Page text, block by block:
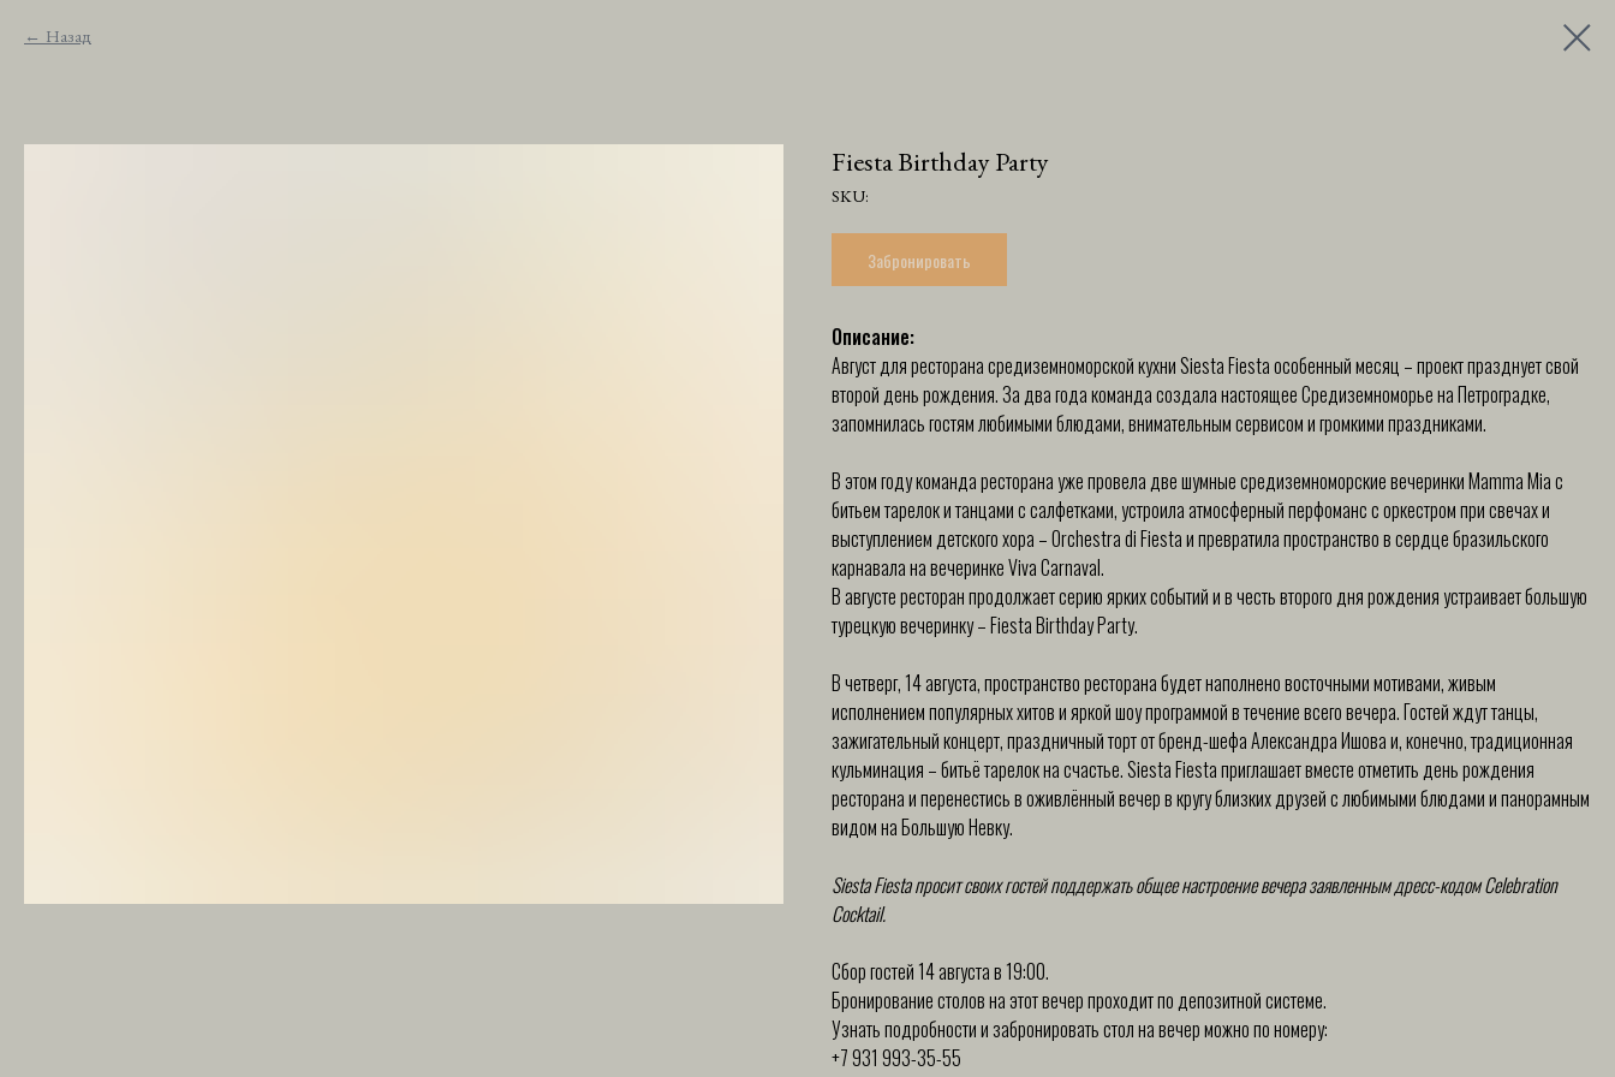
Назад
Fiesta Birthday Party
SKU:
Забронировать
Описание:
Август для ресторана средиземноморской кухни Siesta Fiesta особенный месяц – проект празднует свой
второй день рождения. За два года команда создала настоящее Средиземноморье на Петроградке,
запомнилась гостям любимыми блюдами, внимательным сервисом и громкими праздниками.
В этом году команда ресторана уже провела две шумные средиземноморские вечеринки Mamma Mia с
битьем тарелок и танцами с салфетками, устроила атмосферный перфоманс с оркестром при свечах и
выступлением детского хора – Orchestra di Fiesta и превратила пространство в сердце бразильского
карнавала на вечеринке Viva Carnaval.
В августе ресторан продолжает серию ярких событий и в честь второго дня рождения устраивает большую
турецкую вечеринку – Fiesta Birthday Party.
В четверг, 14 августа, пространство ресторана будет наполнено восточными мотивами, живым
исполнением популярных хитов и яркой шоу программой в течение всего вечера. Гостей ждут танцы,
зажигательный концерт, праздничный торт от бренд-шефа Александра Ишова и, конечно, традиционная
кульминация – битьё тарелок на счастье. Siesta Fiesta приглашает вместе отметить день рождения
ресторана и перенестись в оживлённый вечер в кругу близких друзей с любимыми блюдами и панорамным
видом на Большую Невку.
Siesta Fiesta просит своих гостей поддержать общее настроение вечера заявленным дресс-кодом Celebration
Cocktail.
Сбор гостей 14 августа в 19:00.
Бронирование столов на этот вечер проходит по депозитной системе.
Узнать подробности и забронировать стол на вечер можно по номеру:
+7 931 993-35-55